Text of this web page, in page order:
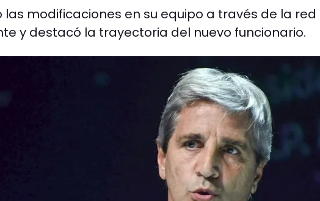
modificaciones en su equipo a través de la red
y destacó la trayectoria del nuevo funcionario.